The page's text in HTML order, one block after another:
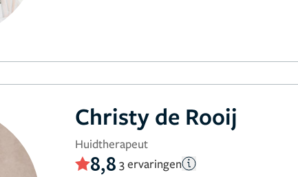
Christy de Rooij
Huidtherapeut
8,8 3 ervaringen